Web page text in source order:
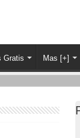
Gratis Mas [+]